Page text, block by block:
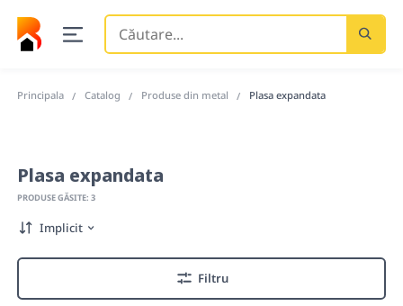
Căutare
Principala Catalog Produse din metal Plasa expandata
Plasa expandata
PRODUSE GĂSITE: 3
Implicit
Filtru